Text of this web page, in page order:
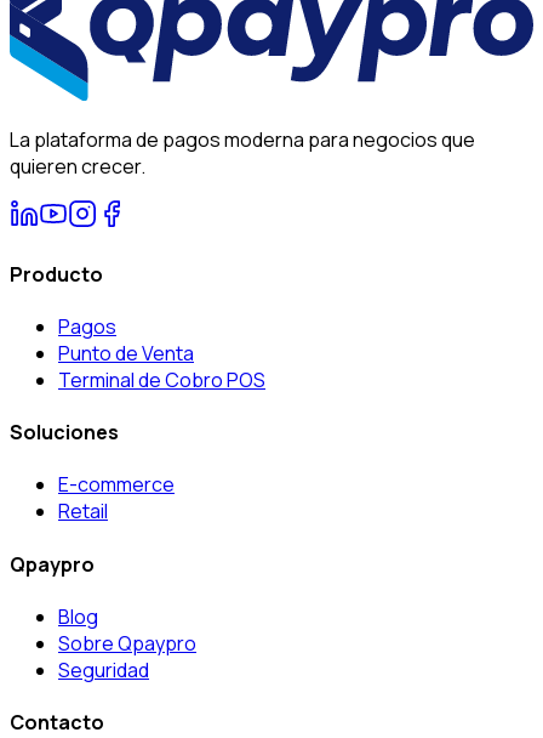
La plataforma de pagos moderna para negocios que
quieren crecer.
Producto
Pagos
Punto de Venta
Terminal de Cobro POS
Soluciones
E-commerce
Retail
Qpaypro
Blog
Sobre Qpaypro
Seguridad
Contacto